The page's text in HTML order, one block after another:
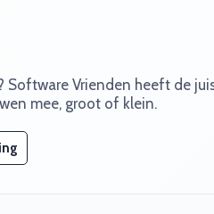
Software Vrienden heeft de
mee, groot of klein.